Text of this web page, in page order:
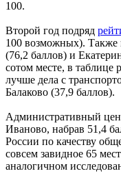
100.
Второй год подряд
100 возможных). Также
(76,2 баллов) и
сотом месте, в таблице
лучше дела с
Балаково (37,9 баллов).
Административный
Иваново, набрав 51,4
России по качеству
совсем завидное 65
аналогичном